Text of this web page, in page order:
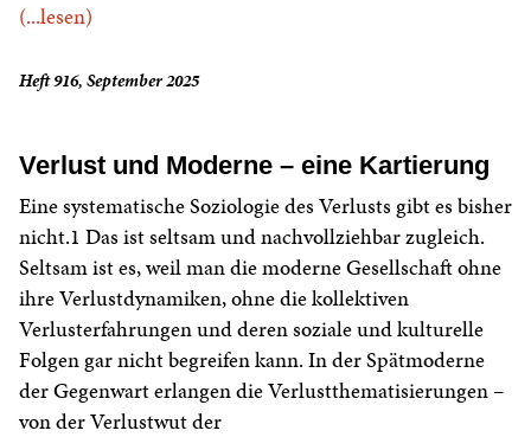
(...lesen)
Heft 916, September 2025
Verlust und Moderne – eine Kartierung
Eine systematische Soziologie des Verlusts gibt es bisher
nicht.1 Das ist seltsam und nachvollziehbar zugleich.
Seltsam ist es, weil man die moderne Gesellschaft ohne
ihre Verlustdynamiken, ohne die kollektiven
Verlusterfahrungen und deren soziale und kulturelle
Folgen gar nicht begreifen kann. In der Spätmoderne
der Gegenwart erlangen die Verlustthematisierungen –
von der Verlustwut der